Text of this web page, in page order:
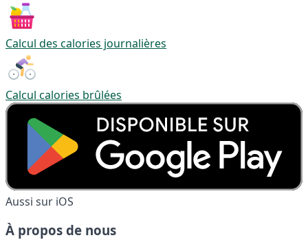
Calcul des calories journalières
Calcul calories brûlées
Aussi sur iOS
À propos de nous